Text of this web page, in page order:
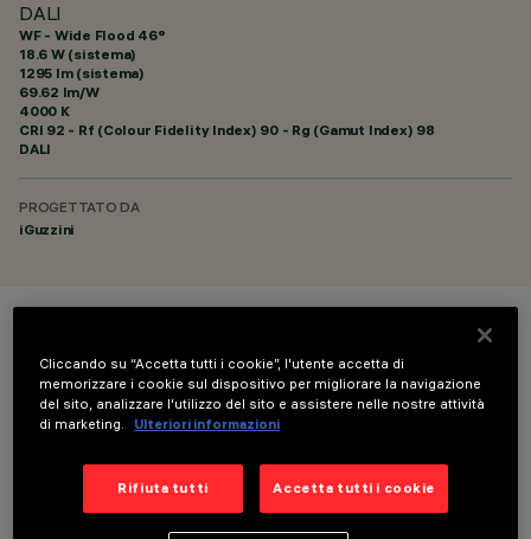
DALI
WF - Wide Flood 46°
18.6 W (sistema)
1295 lm (sistema)
69.62 lm/W
4000 K
CRI 92 - Rf (Colour Fidelity Index) 90 - Rg (Gamut Index) 98
DALI
PROGETTATO DA
iGuzzini
COMPONENTI OPZIONALI
Cliccando su “Accetta tutti i cookie”, l'utente accetta di
memorizzare i cookie sul dispositivo per migliorare la navigazione
del sito, analizzare l'utilizzo del sito e assistere nelle nostre attività
di marketing.
Ulteriori informazioni
Rifiuta tutti Accetta tutti i cookie